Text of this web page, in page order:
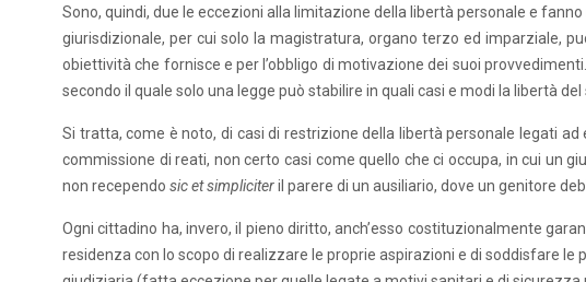
Sono, quindi, due le eccezioni alla limitazione della libertà personale e
giurisdizionale, per cui solo la magistratura, organo terzo ed imparziale,
obiettività che fornisce e per l’obbligo di motivazione dei suoi
secondo il quale solo una legge può stabilire in quali casi e modi la libertà del
Si tratta, come è noto, di casi di restrizione della libertà personale legati
commissione di reati, non certo casi come quello che ci occupa, in cui un
non recependo sic et simpliciteril parere di un ausiliario, dove un genitore
Ogni cittadino ha, invero, il pieno diritto, anch’esso costituzionalmente
residenza con lo scopo di realizzare le proprie aspirazioni e di soddisfare